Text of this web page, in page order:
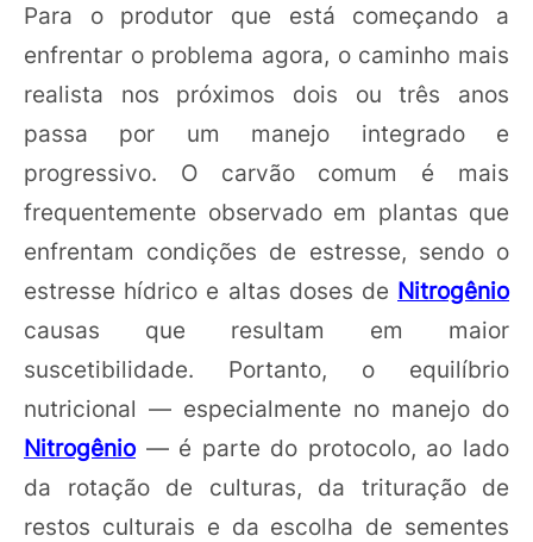
Para o produtor que está começando a
enfrentar o problema agora, o caminho mais
realista nos próximos dois ou três anos
passa por um manejo integrado e
progressivo. O carvão comum é mais
frequentemente observado em plantas que
enfrentam condições de estresse, sendo o
estresse hídrico e altas doses de Nitrogênio
causas que resultam em maior
suscetibilidade. Portanto, o equilíbrio
nutricional — especialmente no manejo do
Nitrogênio— é parte do protocolo, ao lado
da rotação de culturas, da trituração de
restos culturais e da escolha de sementes